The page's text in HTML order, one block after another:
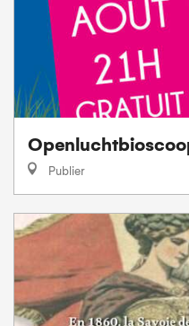
Publier